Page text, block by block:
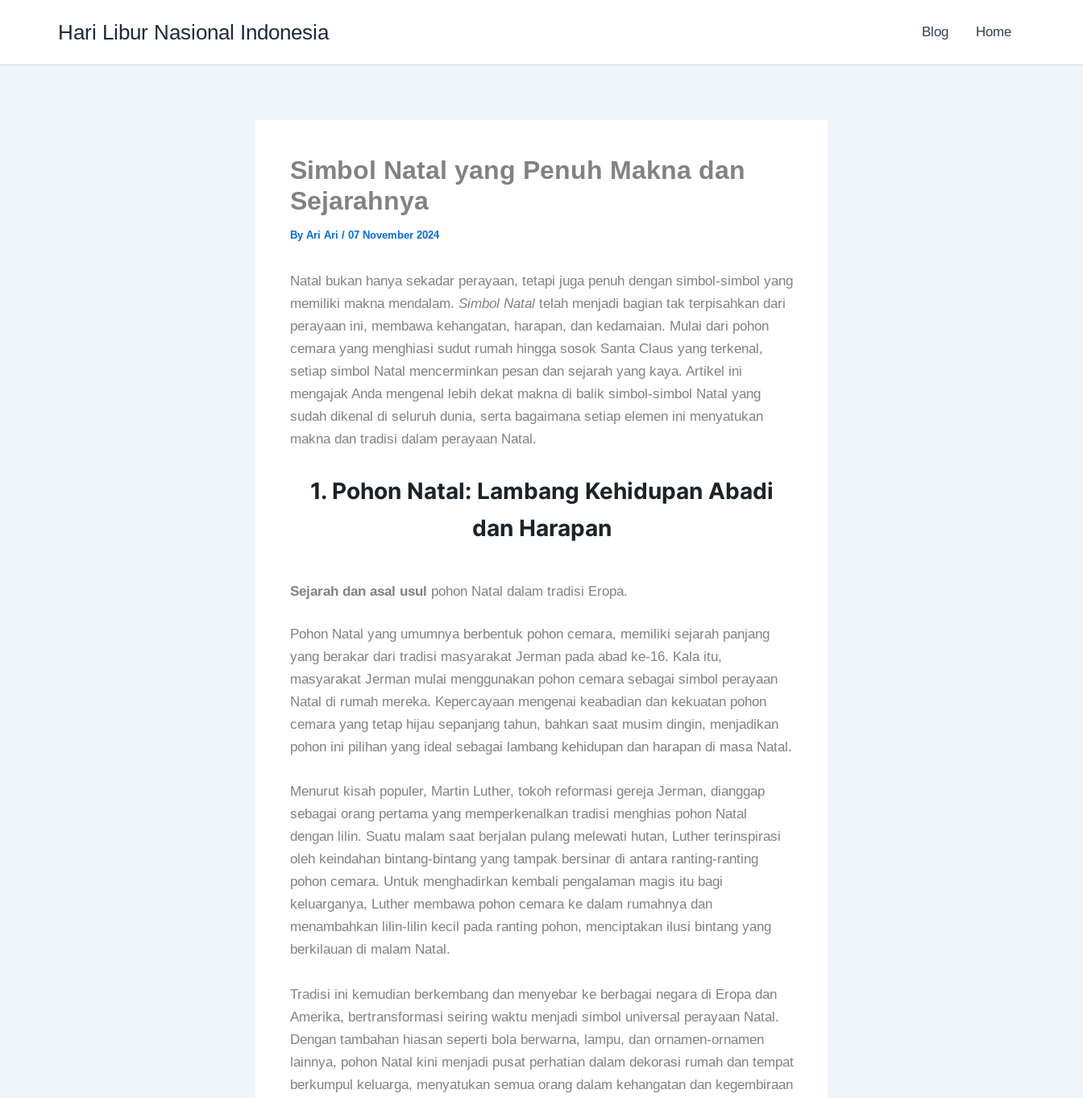
Hari Libur Nasional Indonesia Blog Home
Simbol Natal yang Penuh Makna dan
Sejarahnya
By Ari Ari / 07 November 2024
Natal bukan hanya sekadar perayaan, tetapi juga penuh dengan simbol-simbol yang
memiliki makna mendalam. Simbol Nataltelah menjadi bagian tak terpisahkan dari
perayaan ini, membawa kehangatan, harapan, dan kedamaian. Mulai dari pohon
cemara yang menghiasi sudut rumah hingga sosok Santa Claus yang terkenal,
setiap simbol Natal mencerminkan pesan dan sejarah yang kaya. Artikel ini
mengajak Anda mengenal lebih dekat makna di balik simbol-simbol Natal yang
sudah dikenal di seluruh dunia, serta bagaimana setiap elemen ini menyatukan
makna dan tradisi dalam perayaan Natal.
1. Pohon Natal: Lambang Kehidupan Abadi
dan Harapan
Sejarah dan asal usul pohon Natal dalam tradisi Eropa.
Pohon Natal yang umumnya berbentuk pohon cemara, memiliki sejarah panjang
yang berakar dari tradisi masyarakat Jerman pada abad ke-16. Kala itu,
masyarakat Jerman mulai menggunakan pohon cemara sebagai simbol perayaan
Natal di rumah mereka. Kepercayaan mengenai keabadian dan kekuatan pohon
cemara yang tetap hijau sepanjang tahun, bahkan saat musim dingin, menjadikan
pohon ini pilihan yang ideal sebagai lambang kehidupan dan harapan di masa Natal.
Menurut kisah populer, Martin Luther, tokoh reformasi gereja Jerman, dianggap
sebagai orang pertama yang memperkenalkan tradisi menghias pohon Natal
dengan lilin. Suatu malam saat berjalan pulang melewati hutan, Luther terinspirasi
oleh keindahan bintang-bintang yang tampak bersinar di antara ranting-ranting
pohon cemara. Untuk menghadirkan kembali pengalaman magis itu bagi
keluarganya, Luther membawa pohon cemara ke dalam rumahnya dan
menambahkan lilin-lilin kecil pada ranting pohon, menciptakan ilusi bintang yang
berkilauan di malam Natal.
Tradisi ini kemudian berkembang dan menyebar ke berbagai negara di Eropa dan
Amerika, bertransformasi seiring waktu menjadi simbol universal perayaan Natal.
Dengan tambahan hiasan seperti bola berwarna, lampu, dan ornamen-ornamen
lainnya, pohon Natal kini menjadi pusat perhatian dalam dekorasi rumah dan tempat
berkumpul keluarga, menyatukan semua orang dalam kehangatan dan kegembiraan